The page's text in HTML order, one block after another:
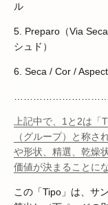
ル
5. Preparo（Via
シュド）
6. Seca / Cor /
上記中で、1と2は「
（グループ）と称さ
や形状、精選、乾燥
価値が決まることに
この「Tipo」は、サ